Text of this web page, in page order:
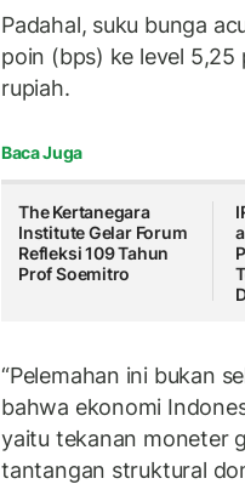
Padahal, suku bunga
poin (bps) ke level 5,25
rupiah.
Baca Juga
The Kertanegara
Institute Gelar Forum
Refleksi 109 Tahun
Prof Soemitro
“Pelemahan ini bukan
bahwa ekonomi
yaitu tekanan moneter
tantangan struktural